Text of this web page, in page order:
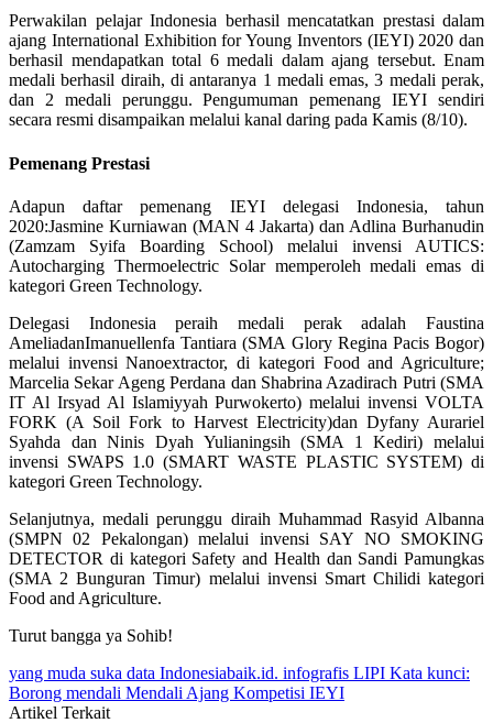
Perwakilan pelajar Indonesia berhasil mencatatkan prestasi dalam
ajang International Exhibition for Young Inventors (IEYI) 2020 dan
berhasil mendapatkan total 6 medali dalam ajang tersebut. Enam
medali berhasil diraih, di antaranya 1 medali emas, 3 medali perak,
dan 2 medali perunggu. Pengumuman pemenang IEYI sendiri
secara resmi disampaikan melalui kanal daring pada Kamis (8/10).
Pemenang Prestasi
Adapun daftar pemenang IEYI delegasi Indonesia, tahun
2020:Jasmine Kurniawan (MAN 4 Jakarta) dan Adlina Burhanudin
(Zamzam Syifa Boarding School) melalui invensi AUTICS:
Autocharging Thermoelectric Solar memperoleh medali emas di
kategori Green Technology.
Delegasi Indonesia peraih medali perak adalah Faustina
AmeliadanImanuellenfa Tantiara (SMA Glory Regina Pacis Bogor)
melalui invensi Nanoextractor, di kategori Food and Agriculture;
Marcelia Sekar Ageng Perdana dan Shabrina Azadirach Putri (SMA
IT Al Irsyad Al Islamiyyah Purwokerto) melalui invensi VOLTA
FORK (A Soil Fork to Harvest Electricity)dan Dyfany Aurariel
Syahda dan Ninis Dyah Yulianingsih (SMA 1 Kediri) melalui
invensi SWAPS 1.0 (SMART WASTE PLASTIC SYSTEM) di
kategori Green Technology.
Selanjutnya, medali perunggu diraih Muhammad Rasyid Albanna
(SMPN 02 Pekalongan) melalui invensi SAY NO SMOKING
DETECTOR di kategori Safety and Health dan Sandi Pamungkas
(SMA 2 Bunguran Timur) melalui invensi Smart Chilidi kategori
Food and Agriculture.
Turut bangga ya Sohib!
yang muda suka data Indonesiabaik.id. infografis LIPI Kata kunci:
Borong mendali Mendali Ajang Kompetisi IEYI
Artikel Terkait